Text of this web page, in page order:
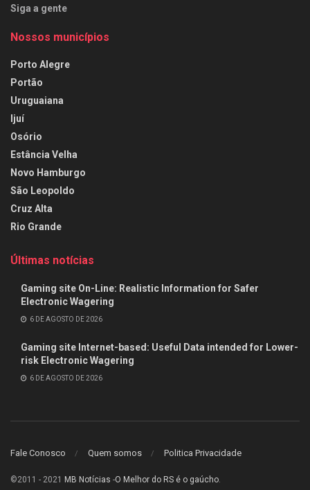
Siga a gente
Nossos municípios
Porto Alegre
Portão
Uruguaiana
Ijuí
Osório
Estância Velha
Novo Hamburgo
São Leopoldo
Cruz Alta
Rio Grande
Últimas notícias
Gaming site On-Line: Realistic Information for Safer
Electronic Wagering
6 DE AGOSTO DE 2026
Gaming site Internet-based: Useful Data intended for Lower-
risk Electronic Wagering
6 DE AGOSTO DE 2026
Fale Conosco Quem somos Politica Privacidade
©2011 - 2021 MB Notícias -O Melhor do RS é o gaúcho